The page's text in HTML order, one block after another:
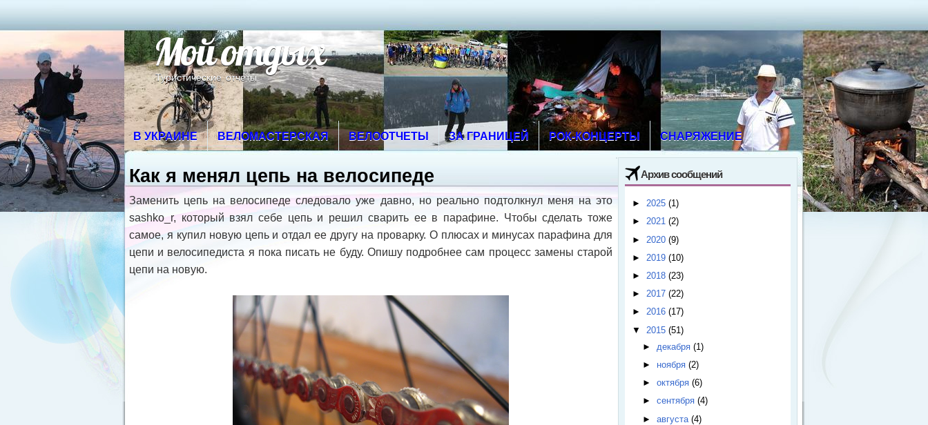
Мой отдых
Туристические отчеты
В УКРАИНЕ ВЕЛОМАСТЕРСКАЯ ВЕЛООТЧЕТЫ ЗА ГРАНИЦЕЙ РОК-КОНЦЕРТЫ СНАРЯЖЕНИЕ
Как я менял цепь на велосипеде
Заменить цепь на велосипеде следовало уже давно, но реально подтолкнул меня на это
sashko_r, который взял себе цепь и решил сварить ее в парафине. Чтобы сделать тоже
самое, я купил новую цепь и отдал ее другу на проварку. О плюсах и минусах парафина для
цепи и велосипедиста я пока писать не буду. Опишу подробнее сам процесс замены старой
цепи на новую.
Архив сообщений
► 2025 (1)
► 2021 (2)
► 2020 (9)
► 2019 (10)
► 2018 (23)
► 2017 (22)
► 2016 (17)
▼
2015 (51)
► декабря (1)
► ноября (2)
►октября (6)
►сентября (4)
►августа (4)